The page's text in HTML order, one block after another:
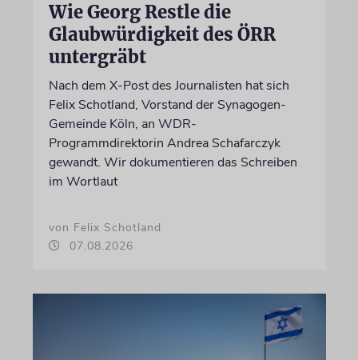
Wie Georg Restle die
Glaubwürdigkeit des ÖRR
untergräbt
Nach dem X-Post des Journalisten hat sich
Felix Schotland, Vorstand der Synagogen-
Gemeinde Köln, an WDR-
Programmdirektorin Andrea Schafarczyk
gewandt. Wir dokumentieren das Schreiben
im Wortlaut
von Felix Schotland
07.08.2026